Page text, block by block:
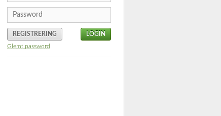
REGISTRERING
Glemt password